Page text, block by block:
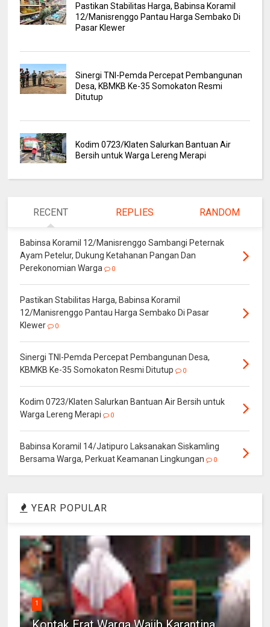
Pastikan Stabilitas Harga, Babinsa Koramil
12/Manisrenggo Pantau Harga Sembako Di
Pasar Klewer
Sinergi TNI-Pemda Percepat Pembangunan
Desa, KBMKB Ke-35 Somokaton Resmi
Ditutup
Kodim 0723/Klaten Salurkan Bantuan Air
Bersih untuk Warga Lereng Merapi
RECENT REPLIES RANDOM
Babinsa Koramil 12/Manisrenggo Sambangi Peternak
Ayam Petelur, Dukung Ketahanan Pangan Dan
Perekonomian Warga
0
Pastikan Stabilitas Harga, Babinsa Koramil
12/Manisrenggo Pantau Harga Sembako Di Pasar
Klewer
0
Sinergi TNI-Pemda Percepat Pembangunan Desa,
KBMKB Ke-35 Somokaton Resmi Ditutup
0
Kodim 0723/Klaten Salurkan Bantuan Air Bersih untuk
Warga Lereng Merapi
0
Babinsa Koramil 14/Jatipuro Laksanakan Siskamling
Bersama Warga, Perkuat Keamanan Lingkungan
0
YEAR POPULAR
1